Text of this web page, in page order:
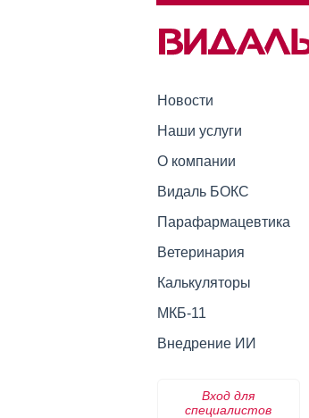
Новости
Наши услуги
О компании
Видаль БОКС
Парафармацевтика
Ветеринария
Калькуляторы
МКБ-11
Внедрение ИИ
Вход для
специалистов